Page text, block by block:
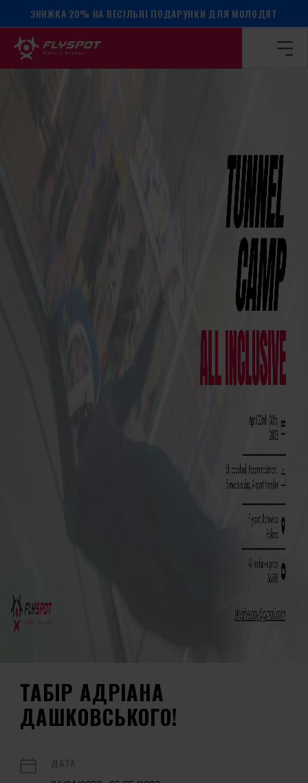
ЗНИЖКА 20% НА ВЕСІЛЬНІ ПОДАРУНКИ ДЛЯ МОЛОДЯТ
Головна сторінка / Календар подій / Табір Адріана
ТАБІР АДРІАНА
ДАШКОВСЬКОГО!